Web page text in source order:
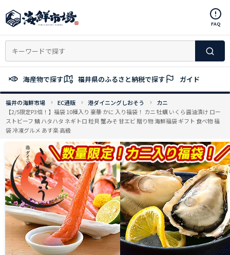
ン
ン
へ
ッ
FAQ
海産物で探す 福井県のふるさと納税で探す ガイド
福井の海鮮市場 EC通販 港ダイニングしおそう
カニ
【2/5限定P3倍！】福袋 10種入り 豪華 かに 入り福袋！ カニ 牡蠣 いくら醤油漬け ロー
ストビーフ 鯖 ハタハタ ネギトロ 粒貝 蟹みそ 甘エビ 贈り物 海鮮福袋 ギフト 食べ物 福
袋 冷凍グルメ あす楽 高級